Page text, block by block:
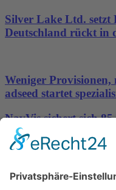
Silver Lake Ltd. setzt
Deutschland rückt in
Weniger
adseed startet
NavVis sichert sich
D-
physische KI